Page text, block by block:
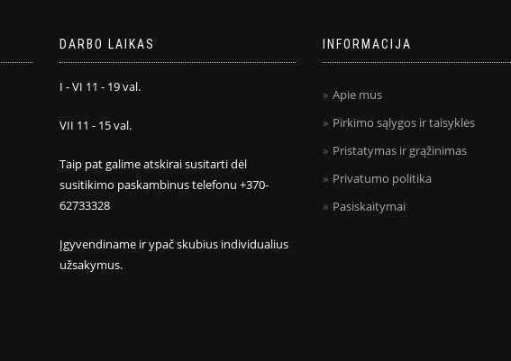
DARBO LAIKAS
I - VI 11 - 19 val.
VII 11 - 15 val.
Taip pat galime atskirai susitarti dėl
susitikimo paskambinus telefonu +370-
62733328
Įgyvendiname ir ypač skubius individualius
užsakymus.
INFORMACIJA
Apie mus
Pirkimo sąlygos ir taisyklės
Pristatymas ir grąžinimas
Privatumo politika
Pasiskaitymai